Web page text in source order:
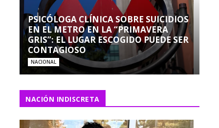
PSICÓLOGA CLÍNICA SOBRE SUICIDIOS
EN EL METRO EN LA “PRIMAVERA
GRIS”: EL LUGAR ESCOGIDO PUEDE SER
CONTAGIOSO
NACIONAL
NACIÓN INDISCRETA